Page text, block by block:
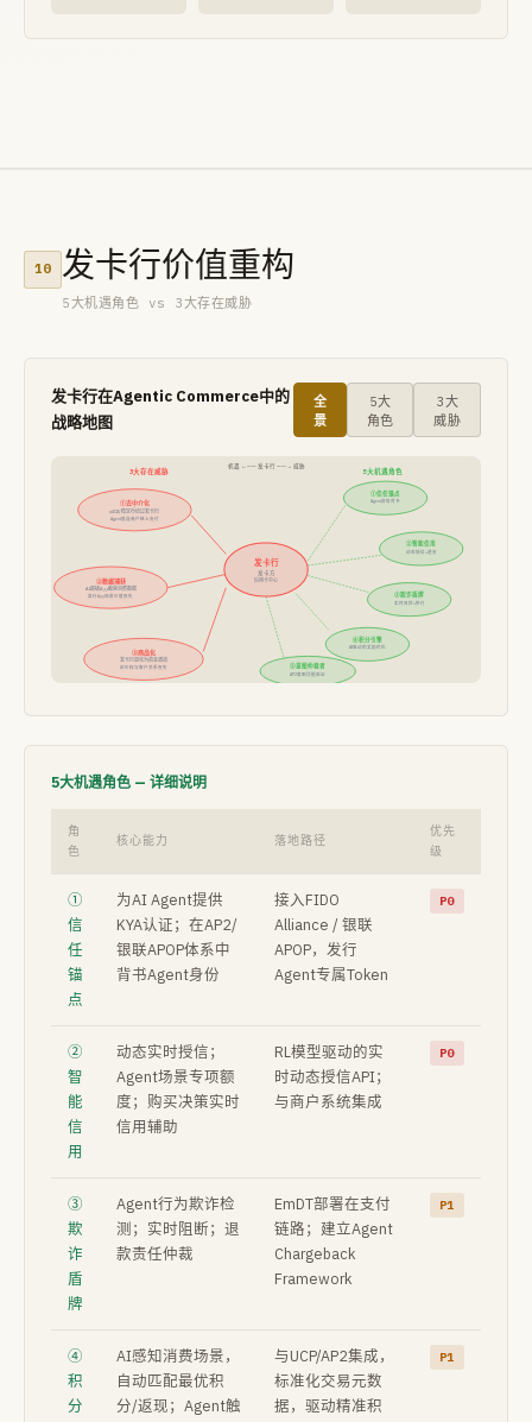
10 发卡行价值重构
5大机遇角色 vs 3大存在威胁
发卡行在Agentic Commerce中的
战略地图
全
景
5大
角色
3大
威胁
发卡行
发卡方
信用卡中心
5大机遇角色
①信任锚点
Agent身份背书
②智能信用
动态授信+透支
③欺诈盾牌
实时风控+拒付
④积分引擎
AI驱动的奖励优化
⑤意图仲裁者
AP2意图凭据验证
3大存在威胁
①去中介化
x402/稳定币绕过发卡行
Agent直连商户链上支付
②数据捕获
AI超级App截获消费数据
某行App场景价值丧失
③商品化
发卡行退化为资金通道
定价权与客户关系丧失
机遇 ←── 发卡行 ──→ 威胁
5大机遇角色 — 详细说明
角
色
核心能力 落地路径
优先
级
①
信
任
锚
点
为AI Agent提供
KYA认证；在AP2/
银联APOP体系中
背书Agent身份
接入FIDO
Alliance / 银联
APOP，发行
Agent专属Token
P0
②
智
能
信
用
动态实时授信；
Agent场景专项额
度；购买决策实时
信用辅助
RL模型驱动的实
时动态授信API；
与商户系统集成
P0
③
欺
诈
盾
牌
Agent行为欺诈检
测；实时阻断；退
款责任仲裁
EmDT部署在支付
链路；建立Agent
Chargeback
Framework
P1
④
积
分
AI感知消费场景，
自动匹配最优积
分/返现；Agent触
与UCP/AP2集成，
标准化交易元数
据，驱动精准积
P1